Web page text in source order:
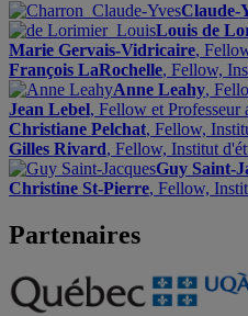
Claude-
Louis de
Marie Gervais-Vidricaire,
François LaRochelle, Fellow,
Anne Leahy,
Jean Lebel, Fellow et
Christiane Pelchat, Fellow,
Gilles Rivard, Fellow, Institut
Guy Saint-
Christine St-Pierre, Fellow,
Partenaires